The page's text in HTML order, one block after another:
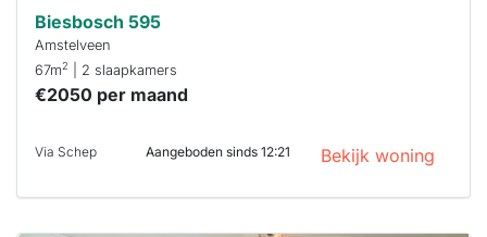
Biesbosch 595
Amstelveen
67m2 | 2 slaapkamers
€2050 per maand
Via Schep Aangeboden sinds 12:21 Bekijk woning